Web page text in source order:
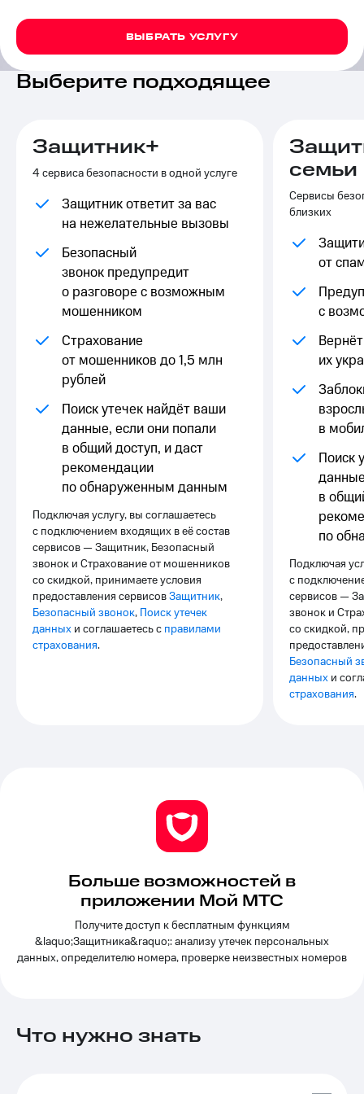
Семейная
группа
карту
Оформить
eSIM
SIM-
карта
для
иностранцев
Оформить
чистый
номер
Выбрать
красивый
Заменить
SIM-
карту
Перейти
eSIM
Для дома
Выберите
и подключите
ТВ
с выгодным
тарифом
Спутниковое
ТВ
Домашний
телефон
номером
RED,
РИИЛ
и МТС
оплате
с карты
Деньги
Выберите
и подключите
ТВ
с выгодным
тарифом
Интернет,
ТВ и телефон
для дома
Услуги
Личный
кабинет
интернета
и
ТВ
Личный
кабинет
спутникового
ТВ
Скачать
приложение
Мой
МТС
Акции
фильмы,
музыка
и многое
другое
Семейная
группа
подписки
ВЫБРАТЬ УСЛУГУ
Выберите подходящее
Защитник+
4 сервиса безопасности в одной услуге
Защитник ответит за вас
на нежелательные вызовы
Безопасный
звонок предупредит
о разговоре с возможным
мошенником
Страхование
от мошенников до 1,5 млн
рублей
Поиск утечек найдёт ваши
данные, если они попали
в общий доступ, и даст
рекомендации
по обнаруженным данным
Подключая услугу, вы соглашаетесь
с подключением входящих в её состав
сервисов — Защитник, Безопасный
звонок и Страхование от мошенников
со скидкой, принимаете условия
предоставления сервисовЗащитник,
Безопасный звонок, Поиск утечек
данных и соглашаетесь с правилами
страхования.
семьи
Сервисы
близких
от
с
их
в
Поиск
в
по
Подключая
с
сервисов —
звонок и
со скидкой,
Безопасный
данных и
страхования.
Больше возможностей в
приложении Мой МТС
Получите доступ к бесплатным функциям
&laquo;Защитника&raquo;: анализу утечек персональных
данных, определителю номера, проверке неизвестных номеров
Что нужно знать